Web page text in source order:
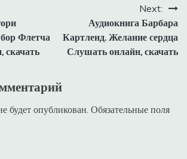
Флетча
скачать
Next:
Аудиокнига Барбара
Картленд. Желание сердца
Слушать онлайн, скачать
будет опубликован. Обязательные поля